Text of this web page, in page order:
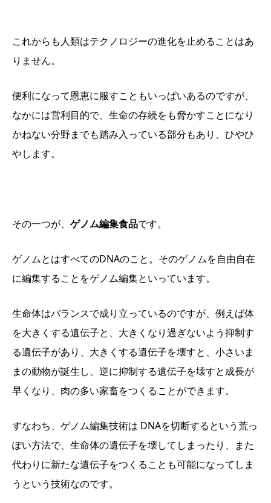
これからも人類はテクノロジーの進化を止めることはあ
りません。
便利になって恩恵に服すこともいっぱいあるのですが、
なかには営利目的で、生命の存続をも脅かすことになり
かねない分野までも踏み入っている部分もあり、ひやひ
やします。
その一つが、 ゲノム編集食品です。
ゲノムとはすべてのDNAのこと。そのゲノムを自由自在
に編集することをゲノム編集といっています。
生命体はバランスで成り立っているのですが、例えば体
を大きくする遺伝子と、大きくなり過ぎないよう抑制す
る遺伝子があり、大きくする遺伝子を壊すと、小さいま
まの動物が誕生し、逆に抑制する遺伝子を壊すと成長が
早くなり、肉の多い家畜をつくることができます。
すなわち、ゲノム編集技術は DNAを切断するという荒っ
ぽい方法で、生命体の遺伝子を壊してしまったり、また
代わりに新たな遺伝子をつくることも可能になってしま
うという技術なのです。